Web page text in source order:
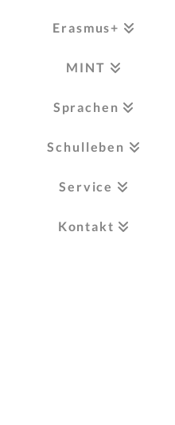
Erasmus+
MINT
Sprachen
Schulleben
Service
Kontakt